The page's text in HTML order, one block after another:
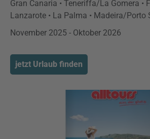
Gran Canaria • Teneriffa/La Gomera •
Lanzarote • La Palma • Madeira/Porto
November 2025 - Oktober 2026
jetzt Urlaub finden